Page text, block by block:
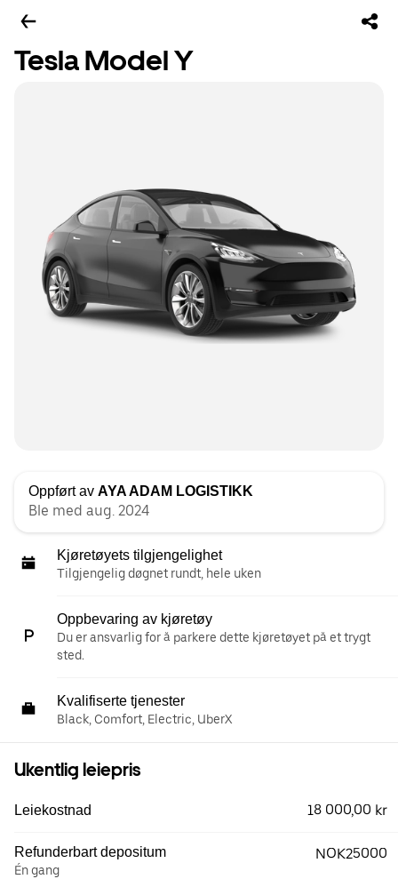
Tesla Model Y
Oppført av AYA ADAM LOGISTIKK
Ble med aug. 2024
Kjøretøyets tilgjengelighet
Tilgjengelig døgnet rundt, hele uken
Oppbevaring av kjøretøy
Du er ansvarlig for å parkere dette kjøretøyet på et trygt
sted.
Kvalifiserte tjenester
Black, Comfort, Electric, UberX
Ukentlig leiepris
Leiekostnad 18 000,00 kr
Refunderbart depositum
Én gang
NOK25000